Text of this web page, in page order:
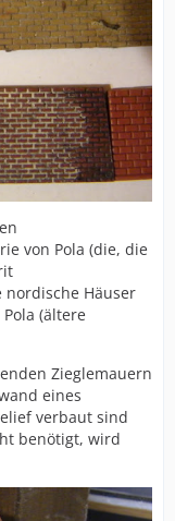
von Pola (die, die
nordische Häuser
(ältere
Zieglemauern
eines
verbaut sind
benötigt, wird